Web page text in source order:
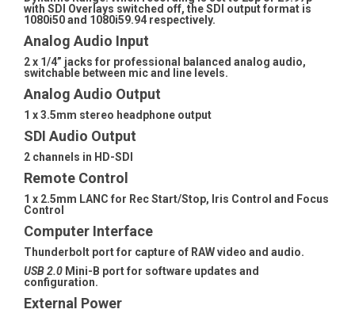
with SDI Overlays switched off, the SDI output format is
1080i50 and 1080i59.94 respectively.
Analog Audio Input
2 x 1/4” jacks for professional balanced analog audio,
switchable between mic and line levels.
Analog Audio Output
1 x 3.5mm stereo headphone output
SDI Audio Output
2 channels in HD-SDI
Remote Control
1 x 2.5mm LANC for Rec Start/Stop, Iris Control and Focus
Control
Computer Interface
Thunderbolt port for capture of RAW video and audio.
USB 2.0 Mini-B port for software updates and
configuration.
External Power